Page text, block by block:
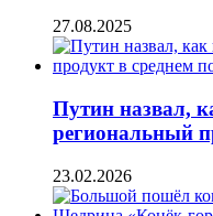
27.08.2025
Путин назвал,
региональный
23.02.2026